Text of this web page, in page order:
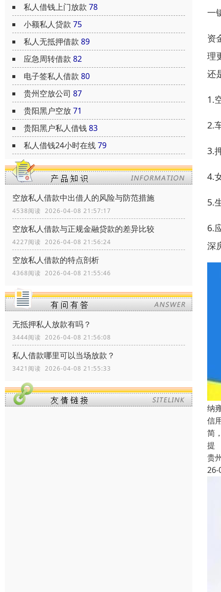
私人借钱上门放款 78
小额私人贷款 75
私人无抵押借款 89
应急周转借款 82
电子签私人借款 80
贵州空放公司 87
贵阳黑户空放71
贵阳黑户私人借钱83
私人借钱24小时在线79
空放私人借款中出借人的风险与防范措施
4538阅读 2026-04-08 21:57:17
空放私人借款与正规金融贷款的差异比较
4227阅读 2026-04-08 21:56:24
空放私人借款的特点剖析
4368阅读 2026-04-08 21:55:46
无抵押私人放款有吗？
3444阅读 2026-04-08 21:56:08
私人借款哪里可以当场放款？
3421阅读 2026-04-08 21:55:33
一
资
理
还
1.
2.
3.
4.
5.
6.
深
纳
信
简
提
贵
26-